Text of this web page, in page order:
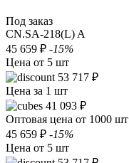
Под заказ
CN.SA-218(L) A
45 659 ₽ -15%
Цена от 5 шт
53 717 ₽
Цена за 1 шт
41 093 ₽
Оптовая цена от 1000 шт
45 659 ₽ -15%
Цена от 5 шт